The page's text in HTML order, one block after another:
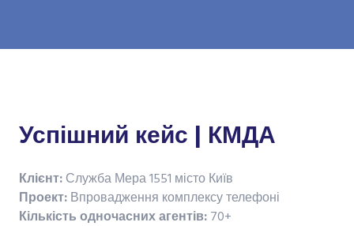
Успішний кейс | КМДА
Клієнт: Служба Мера 1551 місто Київ
Проект: Впровадження комплексу телефоні
Кількість одночасних агентів: 70+